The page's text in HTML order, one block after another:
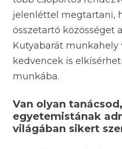
jelenléttel megtartani,
összetartó közösséget
Kutyabarát munkahely
kedvencek is
munkába.
Van olyan
egyetemistának
világában sikert